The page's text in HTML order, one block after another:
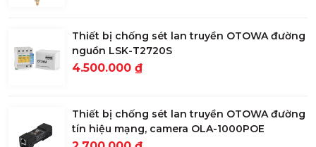
Thiết bị chống sét lan truyền OTOWA đường
nguồn LSK-T2720S
4.500.000 ₫
Thiết bị chống sét lan truyền OTOWA đường
tín hiệu mạng, camera OLA-1000POE